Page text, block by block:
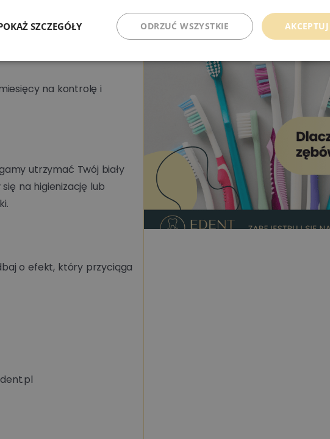
szybko pogarsza efekt.
i szczoteczki soniczne.
na kontrolę i
utrzymać Twój biały
na higienizację lub
o efekt, który przyciąga
ODRZUĆ WSZYSTKIE
SZCZEGÓŁY